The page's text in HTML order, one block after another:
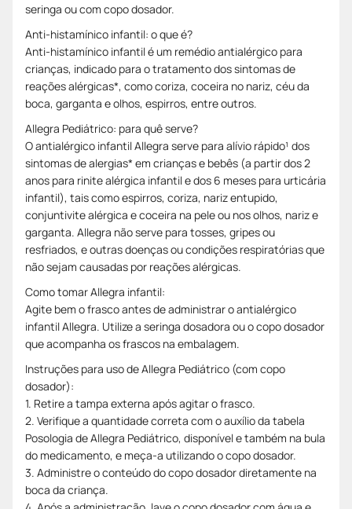
seringa ou com copo dosador.
Anti-histamínico infantil: o que é?
Anti-histamínico infantil é um remédio antialérgico para
crianças, indicado para o tratamento dos sintomas de
reações alérgicas*, como coriza, coceira no nariz, céu da
boca, garganta e olhos, espirros, entre outros.
Allegra Pediátrico: para quê serve?
O antialérgico infantil Allegra serve para alívio rápido¹ dos
sintomas de alergias* em crianças e bebês (a partir dos 2
anos para rinite alérgica infantil e dos 6 meses para urticária
infantil), tais como espirros, coriza, nariz entupido,
conjuntivite alérgica e coceira na pele ou nos olhos, nariz e
garganta. Allegra não serve para tosses, gripes ou
resfriados, e outras doenças ou condições respiratórias que
não sejam causadas por reações alérgicas.
Como tomar Allegra infantil:
Agite bem o frasco antes de administrar o antialérgico
infantil Allegra. Utilize a seringa dosadora ou o copo dosador
que acompanha os frascos na embalagem.
Instruções para uso de Allegra Pediátrico (com copo
dosador):
1. Retire a tampa externa após agitar o frasco.
2. Verifique a quantidade correta com o auxílio da tabela
Posologia de Allegra Pediátrico, disponível e também na bula
do medicamento, e meça-a utilizando o copo dosador.
3. Administre o conteúdo do copo dosador diretamente na
boca da criança.